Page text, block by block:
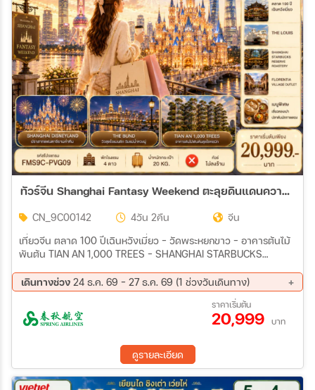
ทัวร์จีน Shanghai Fantasy Weekend ตะลุยดินแดนความฝัน สนุกเหนือจินตนาการที่ Disneyland 4วัน 2คืน (9C)
CN_9C00142 4วัน 2คืน
จีน
เที่ยวจีน ตลาด 100 ปีเฉินหวังเมี่ยว – วัดพระหยกขาว – อาคารต้นไม้
พันต้น TIAN AN 1,000 TREES – SHANGHAI STARBUCKS
– หาดไว่ทาน สวนสนุก SHANGHAI DISNEYLAND (รวมบริการรถรับ
ส่ง+หัวหน้าทัวร์)
เดินทางช่วง 24 ธ.ค. 69 - 27 ธ.ค. 69 (1 ช่วงวันเดินทาง)
ราคาเริ่มต้น
20,999 บาท
ดูรายละเอียด